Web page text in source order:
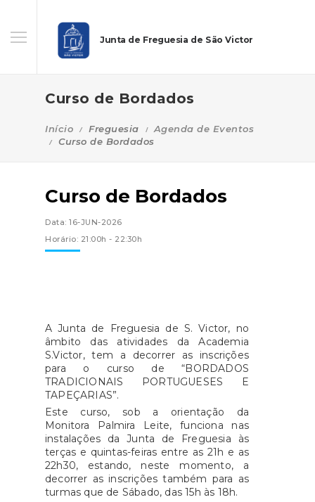
Junta de Freguesia de São Victor
Curso de Bordados
Início Freguesia
Agenda de Eventos
Curso de Bordados
Curso de Bordados
Data: 16-JUN-2026
Horário: 21:00h - 22:30h
A Junta de Freguesia de S. Victor, no
âmbito das atividades da Academia
S.Victor, tem a decorrer as inscrições
para o curso de “BORDADOS
TRADICIONAIS PORTUGUESES E
TAPEÇARIAS”.
Este curso, sob a orientação da
Monitora Palmira Leite, funciona nas
instalações da Junta de Freguesia às
terças e quintas-feiras entre as 21h e as
22h30, estando, neste momento, a
decorrer as inscrições também para as
turmas que de Sábado, das 15h às 18h.